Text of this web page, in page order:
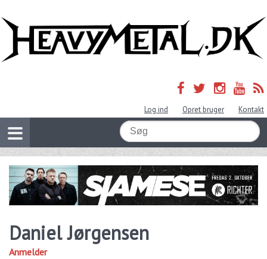
Log ind Opret bruger Kontakt
Daniel Jørgensen
Anmelder